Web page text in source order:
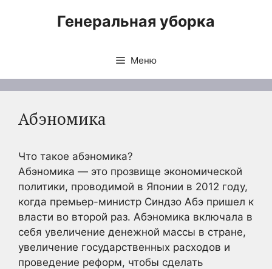
Генеральная уборка
Меню
Абэномика
Что такое абэномика?
Абэномика — это прозвище экономической
политики, проводимой в Японии в 2012 году,
когда премьер-министр Синдзо Абэ пришел к
власти во второй раз. Абэномика включала в
себя увеличение денежной массы в стране,
увеличение государственных расходов и
проведение реформ, чтобы сделать